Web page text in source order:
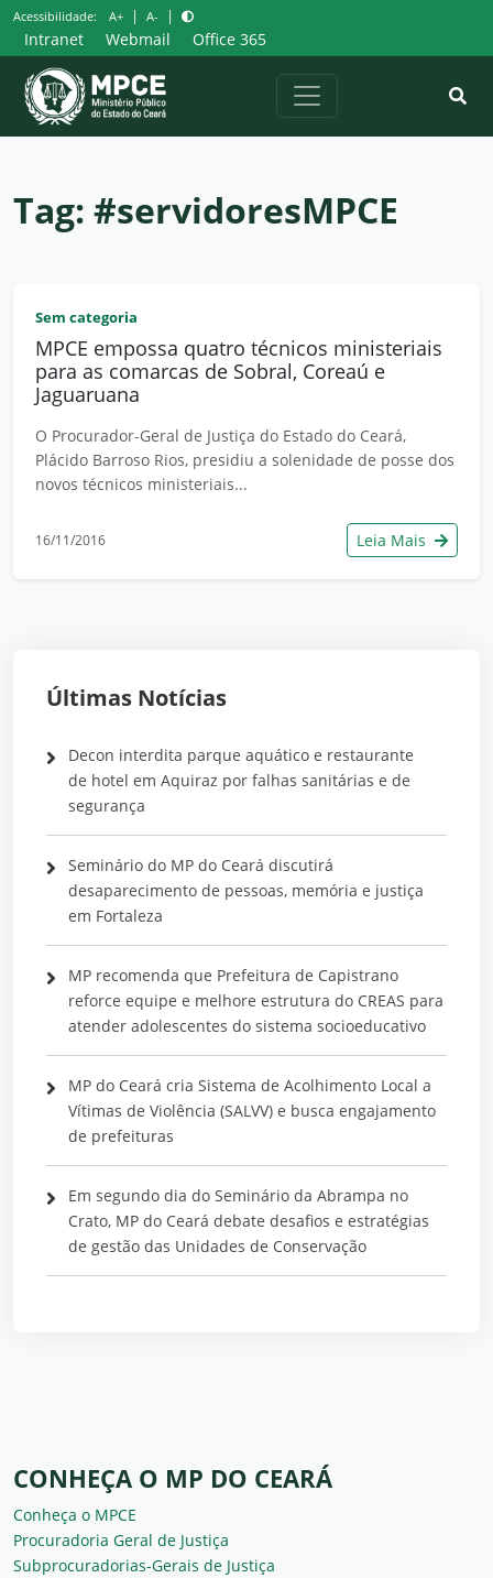
Pular
para
o
conteúdo
Acessibilidade: A+ | A- |
Intranet Webmail Office 365
Tag: #servidoresMPCE
Sem categoria
MPCE empossa quatro técnicos ministeriais
para as comarcas de Sobral, Coreaú e
Jaguaruana
O Procurador-Geral de Justiça do Estado do Ceará,
Plácido Barroso Rios, presidiu a solenidade de posse dos
novos técnicos ministeriais...
16/11/2016 Leia Mais
Últimas Notícias
Decon interdita parque aquático e restaurante
de hotel em Aquiraz por falhas sanitárias e de
segurança
Seminário do MP do Ceará discutirá
desaparecimento de pessoas, memória e justiça
em Fortaleza
MP recomenda que Prefeitura de Capistrano
reforce equipe e melhore estrutura do CREAS para
atender adolescentes do sistema socioeducativo
MP do Ceará cria Sistema de Acolhimento Local a
Vítimas de Violência (SALVV) e busca engajamento
de prefeituras
Em segundo dia do Seminário da Abrampa no
Crato, MP do Ceará debate desafios e estratégias
de gestão das Unidades de Conservação
CONHEÇA O MP DO CEARÁ
Conheça o MPCE
Procuradoria Geral de Justiça
Subprocuradorias-Gerais de Justiça